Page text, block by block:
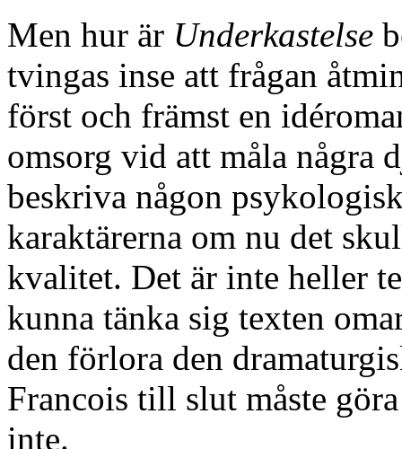
Men hur är Underkastelse
tvingas inse att frågan
först och främst en
omsorg vid att måla några
beskriva någon
karaktärerna om nu det
kvalitet. Det är inte heller
kunna tänka sig texten
den förlora den
Francois till slut måste
inte.